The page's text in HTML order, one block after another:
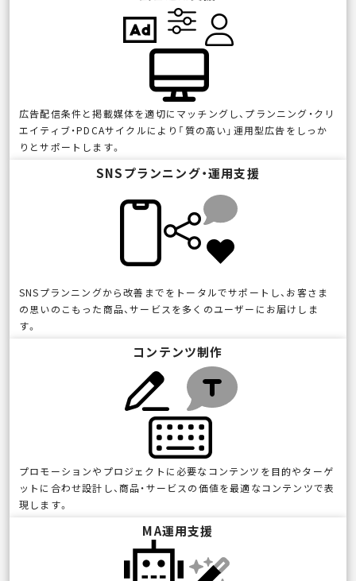
広告配信条件と掲載媒体を適切にマッチングし、プランニング・クリ
エイティブ・PDCAサイクルにより「質の高い」運用型広告をしっか
りとサポートします。
SNSプランニング・運用支援
SNSプランニングから改善までをトータルでサポートし、お客さま
の思いのこもった商品、サービスを多くのユーザーにお届けしま
す。
コンテンツ制作
プロモーションやプロジェクトに必要なコンテンツを目的やターゲ
ットに合わせ設計し、商品・サービスの価値を最適なコンテンツで表
現します。
MA運用支援